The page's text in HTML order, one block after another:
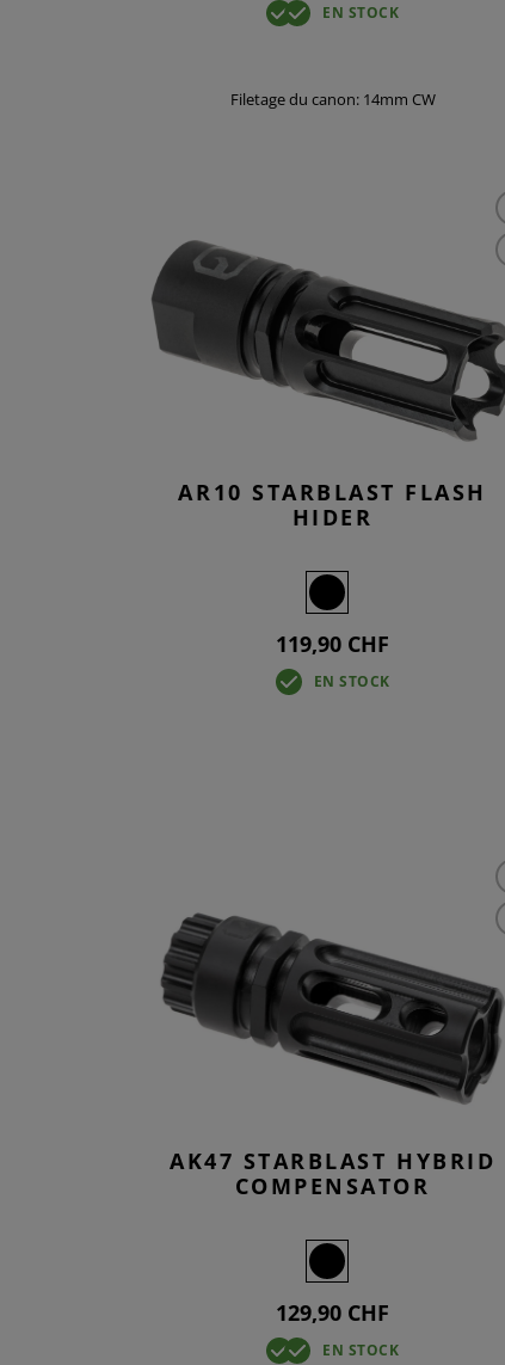
EN STOCK
Filetage du canon: 14mm CW
AR10 STARBLAST FLASH
HIDER
119,90 CHF
EN STOCK
AK47 STARBLAST HYBRID
COMPENSATOR
129,90 CHF
EN STOCK